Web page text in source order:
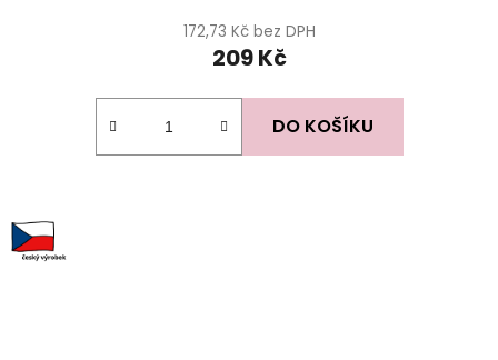
172,73 Kč bez DPH
209 Kč
DO KOŠÍKU